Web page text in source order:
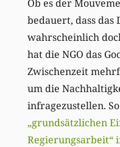
Ob es der
bedauert, dass das
wahrscheinlich
hat die NGO das
Zwischenzeit
um die
infragezustellen.
„grundsätzlichen
Regierungsarbeit“